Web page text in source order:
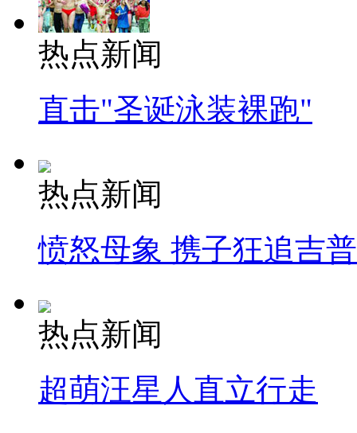
热点新闻
直击"圣诞泳装裸跑"
热点新闻
愤怒母象 携子狂追吉
热点新闻
超萌汪星人直立行走